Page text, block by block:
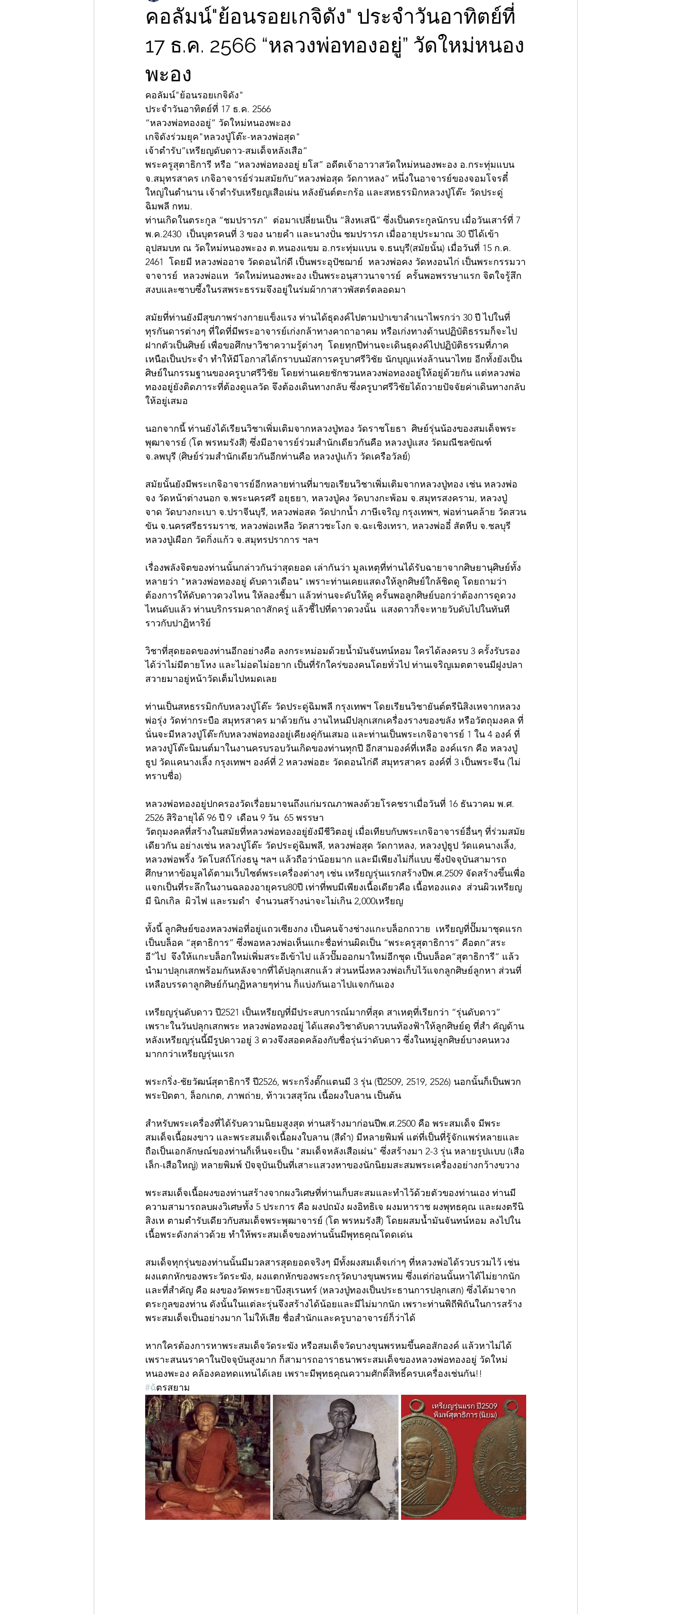
คอลัมน์"ย้อนรอยเกจิดัง" ประจำวันอาทิตย์ที่
17 ธ.ค. 2566 “หลวงพ่อทองอยู่” วัดใหม่หนอง
พะอง
คอลัมน์"ย้อนรอยเกจิดัง"
ประจำวันอาทิตย์ที่ 17 ธ.ค. 2566
“หลวงพ่อทองอยู่” วัดใหม่หนองพะอง
เกจิดังร่วมยุค"หลวงปู่โต๊ะ-หลวงพ่อสุด"
เจ้าตำรับ”เหรียญดับดาว-สมเด็จหลังเสือ”
พระครูสุตาธิการี หรือ “หลวงพ่อทองอยู่ ยโส” อดีตเจ้าอาวาสวัดใหม่หนองพะอง อ.กระทุ่มแบน
จ.สมุทรสาคร เกจิอาจารย์ร่วมสมัยกับ”หลวงพ่อสุด วัดกาหลง” หนึ่งในอาจารย์ของจอมโจรตี๋
ใหญ่ในตำนาน เจ้าตำรับเหรียญเสือเผ่น หลังยันต์ตะกร้อ และสหธรรมิกหลวงปู่โต๊ะ วัดประดู่
ฉิมพลี กทม.
ท่านเกิดในตระกูล “ชมปรารภ”  ต่อมาเปลี่ยนเป็น “สิงหเสนี” ซึ่งเป็นตระกูลนักรบ เมื่อวันเสาร์ที่ 7
พ.ค.2430  เป็นบุตรคนที่ 3 ของ นายคำ และนางปั่น ชมปรารภ เมื่ออายุประมาณ 30 ปีได้เข้า
อุปสมบท ณ วัดใหม่หนองพะอง ต.หนองแขม อ.กระทุ่มแบน จ.ธนบุรี(สมัยนั้น) เมื่อวันที่ 15 ก.ค.
2461  โดยมี หลวงพ่ออาจ วัดดอนไก่ดี เป็นพระอุปัชฌาย์  หลวงพ่อคง วัดหงอนไก่ เป็นพระกรรมวา
จาจารย์  หลวงพ่อแห  วัดใหม่หนองพะอง เป็นพระอนุสาวนาจารย์  ครั้นพอพรรษาแรก จิตใจรู้สึก
สงบและซาบซึ้งในรสพระธรรมจึงอยู่ในร่มผ้ากาสาวพัสตร์ตลอดมา
สมัยที่ท่านยังมีสุขภาพร่างกายแข็งแรง ท่านได้ธุดงค์ไปตามป่าเขาลำเนาไพรกว่า 30 ปี ไปในที่
ทุรกันดารต่างๆ ที่ใดที่มีพระอาจารย์เก่งกล้าทางคาถาอาคม หรือเก่งทางด้านปฏิบัติธรรมก็จะไป
ฝากตัวเป็นศิษย์ เพื่อขอศึกษาวิชาความรู้ต่างๆ  โดยทุกปีท่านจะเดินธุดงค์ไปปฏิบัติธรรมที่ภาค
เหนือเป็นประจำ ทำให้มีโอกาสได้กราบนมัสการครูบาศรีวิชัย นักบุญแห่งล้านนาไทย อีกทั้งยังเป็น
ศิษย์ในกรรมฐานของครูบาศรีวิชัย โดยท่านเคยชักชวนหลวงพ่อทองอยู่ให้อยู่ด้วยกัน แต่หลวงพ่อ
ทองอยู่ยังติดภาระที่ต้องดูแลวัด จึงต้องเดินทางกลับ ซึ่งครูบาศรีวิชัยได้ถวายปัจจัยค่าเดินทางกลับ
ให้อยู่เสมอ
นอกจากนี้ ท่านยังได้เรียนวิชาเพิ่มเติมจากหลวงปู่ทอง วัดราชโยธา  ศิษย์รุ่นน้องของสมเด็จพระ
พุฒาจารย์ (โต พรหมรังสี) ซึ่งมีอาจารย์ร่วมสำนักเดียวกันคือ หลวงปู่แสง วัดมณีชลขัณฑ์
จ.ลพบุรี (ศิษย์ร่วมสำนักเดียวกันอีกท่านคือ หลวงปู่แก้ว วัดเครือวัลย์)
สมัยนั้นยังมีพระเกจิอาจารย์อีกหลายท่านที่มาขอเรียนวิชาเพิ่มเติมจากหลวงปู่ทอง เช่น หลวงพ่อ
จง วัดหน้าต่างนอก จ.พระนครศรี อยุธยา, หลวงปู่คง วัดบางกะพ้อม จ.สมุทรสงคราม, หลวงปู่
จาด วัดบางกะเบา จ.ปราจีนบุรี, หลวงพ่อสด วัดปากน้ำ ภาษีเจริญ กรุงเทพฯ, พ่อท่านคล้าย วัดสวน
ขัน จ.นครศรีธรรมราช, หลวงพ่อเหลือ วัดสาวชะโงก จ.ฉะเชิงเทรา, หลวงพ่ออี๋ สัตหีบ จ.ชลบุรี
หลวงปู่เผือก วัดกิ่งแก้ว จ.สมุทรปราการ ฯลฯ
เรื่องพลังจิตของท่านนั้นกล่าวกันว่าสุดยอด เล่ากันว่า มูลเหตุที่ท่านได้รับฉายาจากศิษยานุศิษย์ทั้ง
หลายว่า "หลวงพ่อทองอยู่ ดับดาวเดือน" เพราะท่านเคยแสดงให้ลูกศิษย์ใกล้ชิดดู โดยถามว่า
ต้องการให้ดับดาวดวงไหน ให้ลองชี้มา แล้วท่านจะดับให้ดู ครั้นพอลูกศิษย์บอกว่าต้องการดูดวง
ไหนดับแล้ว ท่านบริกรรมคาถาสักครู่ แล้วชี้ไปที่ดาวดวงนั้น  แสงดาวก็จะหายวับดับไปในทันที
ราวกับปาฏิหาริย์
วิชาที่สุดยอดของท่านอีกอย่างคือ ลงกระหม่อมด้วยน้ำมันจันทน์หอม ใครได้ลงครบ 3 ครั้งรับรอง
ได้ว่าไม่มีตายโหง และไม่อดไม่อยาก เป็นที่รักใคร่ของคนโดยทั่วไป ท่านเจริญเมตตาจนมีฝูงปลา
สวายมาอยู่หน้าวัดเต็มไปหมดเลย
ท่านเป็นสหธรรมิกกับหลวงปู่โต๊ะ วัดประดู่ฉิมพลี กรุงเทพฯ โดยเรียนวิชายันต์ตรีนิสิงเหจากหลวง
พ่อรุ่ง วัดท่ากระบือ สมุทรสาคร มาด้วยกัน งานไหนมีปลุกเสกเครื่องรางของขลัง หรือวัตถุมงคล ที่
นั่นจะมีหลวงปู่โต๊ะกับหลวงพ่อทองอยู่เคียงคู่กันเสมอ และท่านเป็นพระเกจิอาจารย์ 1 ใน 4 องค์ ที่
หลวงปู่โต๊ะนิมนต์มาในงานครบรอบวันเกิดของท่านทุกปี อีกสามองค์ที่เหลือ องค์แรก คือ หลวงปู่
ธูป วัดแคนางเลิ้ง กรุงเทพฯ องค์ที่ 2 หลวงพ่อฮะ วัดดอนไก่ดี สมุทรสาคร องค์ที่ 3 เป็นพระจีน (ไม่
หลวงพ่อทองอยู่ปกครองวัดเรื่อยมาจนถึงแก่มรณภาพลงด้วยโรคชราเมื่อวันที่ 16 ธันวาคม พ.ศ.
2526 สิริอายุได้ 96 ปี 9  เดือน 9 วัน  65 พรรษา
วัตถุมงคลที่สร้างในสมัยที่หลวงพ่อทองอยู่ยังมีชีวิตอยู่ เมื่อเทียบกับพระเกจิอาจารย์อื่นๆ ที่ร่วมสมัย
เดียวกัน อย่างเช่น หลวงปู่โต๊ะ วัดประดู่ฉิมพลี, หลวงพ่อสุด วัดกาหลง, หลวงปู่ธูป วัดแคนางเลิ้ง,
หลวงพ่อพริ้ง วัดโบสถ์โก่งธนู ฯลฯ แล้วถือว่าน้อยมาก และมีเพียงไม่กี่แบบ ซึ่งปัจจุบันสามารถ
ศึกษาหาข้อมูลได้ตามเว็บไซต์พระเครื่องต่างๆ เช่น เหรียญรุ่นแรกสร้างปีพ.ศ.2509 จัดสร้างขึ้นเพื่อ
แจกเป็นที่ระลึกในงานฉลองอายุครบ80ปี เท่าที่พบมีเพียงเนื้อเดียวคือ เนื้อทองแดง  ส่วนผิวเหรียญ
มี นิกเกิล  ผิวไฟ และรมดำ  จำนวนสร้างน่าจะไม่เกิน 2,000เหรียญ
ทั้งนี้ ลูกศิษย์ของหลวงพ่อที่อยู่แถวเซียงกง เป็นคนจ้างช่างแกะบล็อกถวาย  เหรียญที่ปั๊มมาชุดแรก
เป็นบล็อค “สุตาธิการ” ซึ่งพอหลวงพ่อเห็นแกะชื่อท่านผิดเป็น “พระครูสุตาธิการ” คือตก”สระ
อี”ไป  จึงให้แกะบล็อกใหม่เพิ่มสระอีเข้าไป แล้วปั๊มออกมาใหม่อีกชุด เป็นบล็อค”สุตาธิการี” แล้ว
นำมาปลุกเสกพร้อมกันหลังจากที่ได้ปลุกเสกแล้ว ส่วนหนึ่งหลวงพ่อเก็บไว้แจกลูกศิษย์ลูกหา ส่วนที่
เหลือบรรดาลูกศิษย์ก้นกุฏิหลายๆท่าน ก็แบ่งกันเอาไปแจกกันเอง
เหรียญรุ่นดับดาว ปี2521 เป็นเหรียญที่มีประสบการณ์มากที่สุด สาเหตุที่เรียกว่า “รุ่นดับดาว”
เพราะในวันปลุกเสกพระ หลวงพ่อทองอยู่ ได้แสดงวิชาดับดาวบนท้องฟ้าให้ลูกศิษย์ดู ที่สำ คัญด้าน
หลังเหรียญรุ่นนี้มีรูปดาวอยู่ 3 ดวงจึงสอดคล้องกับชื่อรุ่นว่าดับดาว ซึ่งในหมู่ลูกศิษย์บางคนหวง
มากกว่าเหรียญรุ่นแรก
พระกริ่ง-ชัยวัฒน์สุตาธิการี ปี2526, พระกริ่งตั๊กแตนมี 3 รุ่น (ปี2509, 2519, 2526) นอกนั้นก็เป็นพวก
พระปิดตา, ล็อกเกต, ภาพถ่าย, ท้าวเวสสุวัณ เนื้อผงใบลาน เป็นต้น
สำหรับพระเครื่องที่ได้รับความนิยมสูงสุด ท่านสร้างมาก่อนปีพ.ศ.2500 คือ พระสมเด็จ มีพระ
สมเด็จเนื้อผงขาว และพระสมเด็จเนื้อผงใบลาน (สีดำ) มีหลายพิมพ์ แต่ที่เป็นที่รู้จักแพร่หลายและ
ถือเป็นเอกลักษณ์ของท่านก็เห็นจะเป็น "สมเด็จหลังเสือเผ่น" ซึ่งสร้างมา 2-3 รุ่น หลายรูปแบบ (เสือ
เล็ก-เสือใหญ่) หลายพิมพ์ ปัจจุบันเป็นที่เสาะแสวงหาของนักนิยมสะสมพระเครื่องอย่างกว้างขวาง
พระสมเด็จเนื้อผงของท่านสร้างจากผงวิเศษที่ท่านเก็บสะสมและทำไว้ด้วยตัวของท่านเอง ท่านมี
ความสามารถลบผงวิเศษทั้ง 5 ประการ คือ ผงปถมัง ผงอิทธิเจ ผงมหาราช ผงพุทธคุณ และผงตรีนิ
สิงเห ตามตำรับเดียวกับสมเด็จพระพุฒาจารย์ (โต พรหมรังสี) โดยผสมน้ำมันจันทน์หอม ลงไปใน
เนื้อพระดังกล่าวด้วย ทำให้พระสมเด็จของท่านนั้นมีพุทธคุณโดดเด่น
สมเด็จทุกรุ่นของท่านนั้นมีมวลสารสุดยอดจริงๆ มีทั้งผงสมเด็จเก่าๆ ที่หลวงพ่อได้รวบรวมไว้ เช่น
ผงแตกหักของพระวัดระฆัง, ผงแตกหักของพระกรุวัดบางขุนพรหม ซึ่งแต่ก่อนนั้นหาได้ไม่ยากนัก
และที่สำคัญ คือ ผงของวัดพระยาบึงสุเรนทร์ (หลวงปู่ทองเป็นประธานการปลุกเสก) ซึ่งได้มาจาก
ตระกูลของท่าน ดังนั้นในแต่ละรุ่นจึงสร้างได้น้อยและมีไม่มากนัก เพราะท่านพิถีพิถันในการสร้าง
พระสมเด็จเป็นอย่างมาก ไม่ให้เสีย ชื่อสำนักและครูบาอาจารย์ก็ว่าได้
หากใครต้องการหาพระสมเด็จวัดระฆัง หรือสมเด็จวัดบางขุนพรหมขึ้นคอสักองค์ แล้วหาไม่ได้
เพราะสนนราคาในปัจจุบันสูงมาก ก็สามารถอาราธนาพระสมเด็จของหลวงพ่อทองอยู่ วัดใหม่
หนองพะอง คล้องคอทดแทนได้เลย เพราะมีพุทธคุณความศักดิ์สิทธิ์ครบเครื่องเช่นกัน!!
#ฉัตรสยาม